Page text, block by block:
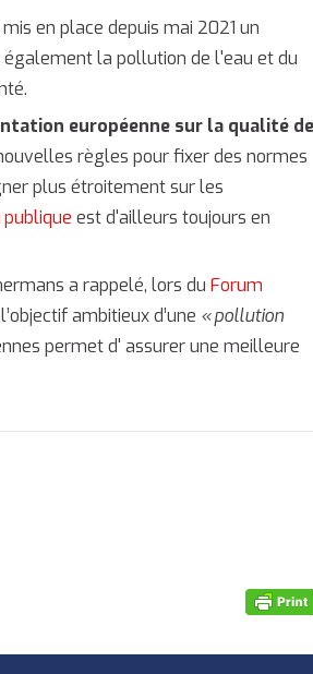
en place depuis mai 2021 un
la pollution de l'eau et du
européenne sur la qualité de
règles pour fixer des normes
plus étroitement sur les
est d'ailleurs toujours en
a rappelé, lors duForum
ambitieux d’une « pollution
permet d' assurer une meilleure